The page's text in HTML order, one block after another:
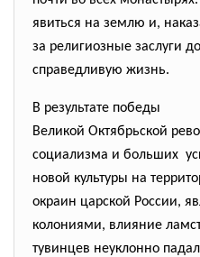
явиться на землю и,
за религиозные заслуги
справедливую жизнь.
В результате победы
Великой Октябрьской
социализма и больших
новой культуры на
окраин царской России,
колониями, влияние
тувинцев неуклонно